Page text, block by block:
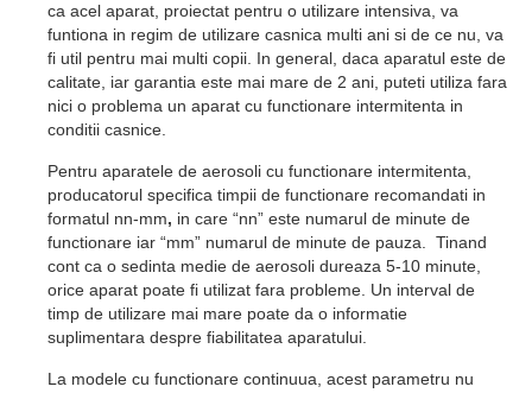
ca acel aparat, proiectat pentru o utilizare intensiva, va
funtiona in regim de utilizare casnica multi ani si de ce nu, va
fi util pentru mai multi copii. In general, daca aparatul este de
calitate, iar garantia este mai mare de 2 ani, puteti utiliza fara
nici o problema un aparat cu functionare intermitenta in
conditii casnice.
Pentru aparatele de aerosoli cu functionare intermitenta,
producatorul specifica timpii de functionare recomandati in
formatul nn-mm, in care “nn” este numarul de minute de
functionare iar “mm” numarul de minute de pauza. Tinand
cont ca o sedinta medie de aerosoli dureaza 5-10 minute,
orice aparat poate fi utilizat fara probleme. Un interval de
timp de utilizare mai mare poate da o informatie
suplimentara despre fiabilitatea aparatului.
La modele cu functionare continuua, acest parametru nu